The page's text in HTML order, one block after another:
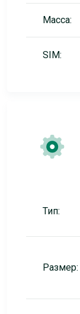
Масса:
SIM:
Тип:
Размер: